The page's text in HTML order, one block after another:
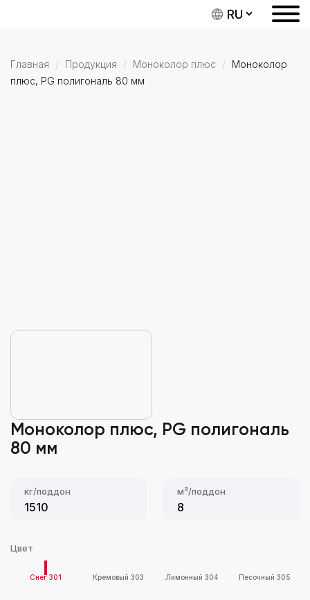
Главная Продукция Моноколор плюс
Моноколор
плюс, PG полигональ 80 мм
Моноколор плюс, PG полигональ
80 мм
кг/поддон
1510
м²/поддон
8
Цвет
Снег 301 Кремовый 303 Лимонный 304 Песочный 305